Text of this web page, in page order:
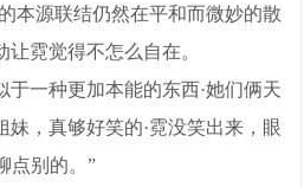
本源联结仍然在平和而微妙的散
霓觉得不怎么自在。
一种更加本能的东西·她们俩天
，真够好笑的·霓没笑出来，眼
点别的。”